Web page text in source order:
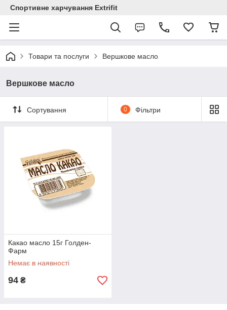
Спортивне харчування Extrifit
Товари та послуги Вершкове масло
Вершкове масло
Сортування 0 Фільтри
Какао масло 15г Голден-
Фарм
Немає в наявності
94 ₴